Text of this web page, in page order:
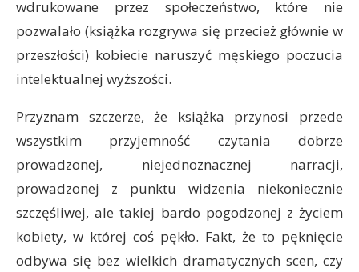
wdrukowane przez społeczeństwo, które nie
pozwalało (książka rozgrywa się przecież głównie w
przeszłości) kobiecie naruszyć męskiego poczucia
intelektualnej wyższości.
Przyznam szczerze, że książka przynosi przede
wszystkim przyjemność czytania dobrze
prowadzonej, niejednoznacznej narracji,
prowadzonej z punktu widzenia niekoniecznie
szczęśliwej, ale takiej bardo pogodzonej z życiem
kobiety, w której coś pękło. Fakt, że to pęknięcie
odbywa się bez wielkich dramatycznych scen, czy